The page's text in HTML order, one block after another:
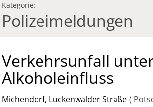
Kategorie:
Polizeimeldungen
Verkehrsunfall
Alkoholeinfluss
Michendorf, Luckenwalder Straße